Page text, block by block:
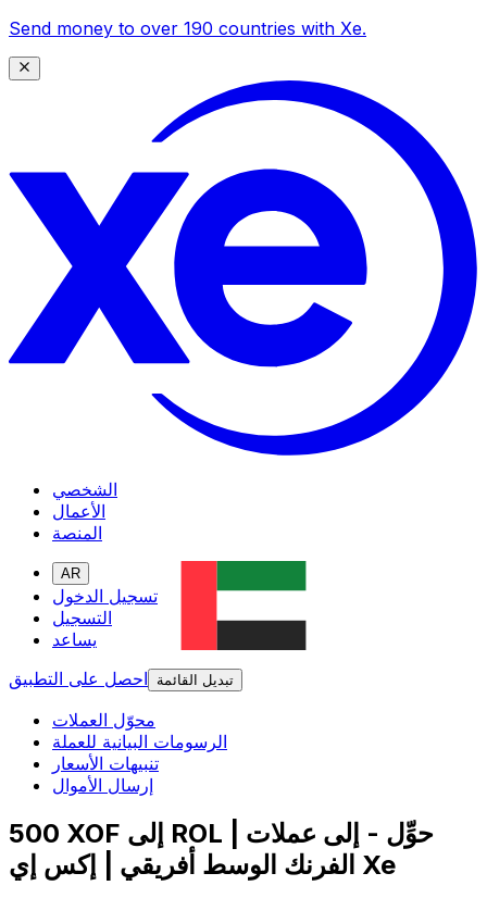
Send money to over 190 countries with Xe.
الشخصي
الأعمال
المنصة
AR
تسجيل الدخول
التسجيل
يساعد
احصل على التطبيق
تبديل القائمة
محوّل العملات
الرسومات البيانية للعملة
تنبيهات الأسعار
إرسال الأموال
500 XOF إلى ROL | حوِّل - إلى عملات
الفرنك الوسط أفريقي | إكس إي Xe